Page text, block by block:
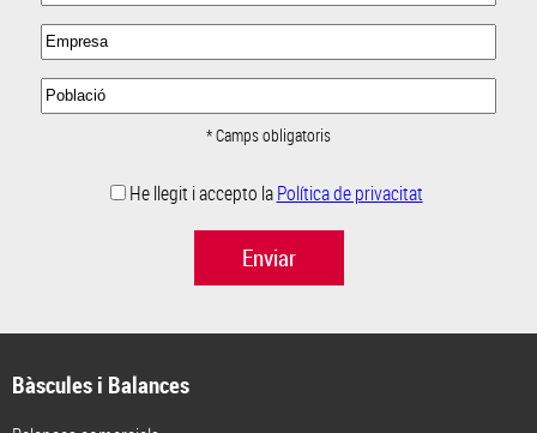
* Camps obligatoris
He llegit i accepto laPolítica de privacitat
Enviar
Bàscules i Balances